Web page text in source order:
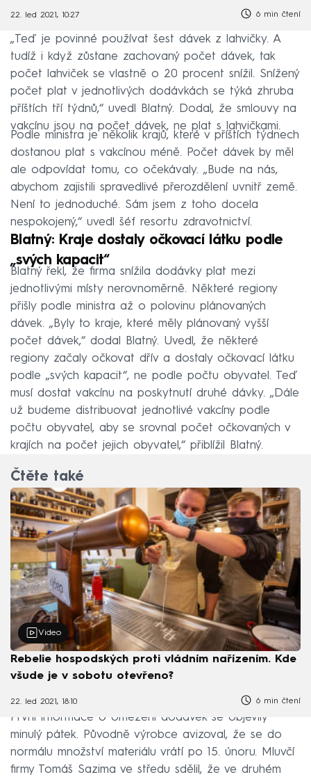
22. led 2021, 10:27 6 min čtení
„Teď je povinné používat šest dávek z lahvičky. A
tudíž i když zůstane zachovaný počet dávek, tak
počet lahviček se vlastně o 20 procent snížil. Snížený
počet plat v jednotlivých dodávkách se týká zhruba
příštích tří týdnů,“ uvedl Blatný. Dodal, že smlouvy na
vakcínu jsou na počet dávek, ne plat s lahvičkami.
Podle ministra je několik krajů, které v příštích týdnech
dostanou plat s vakcínou méně. Počet dávek by měl
ale odpovídat tomu, co očekávaly. „Bude na nás,
abychom zajistili spravedlivé přerozdělení uvnitř země.
Není to jednoduché. Sám jsem z toho docela
nespokojený,“ uvedl šéf resortu zdravotnictví.
Blatný: Kraje dostaly očkovací látku podle
„svých kapacit“
Blatný řekl, že firma snížila dodávky plat mezi
jednotlivými místy nerovnoměrně. Některé regiony
přišly podle ministra až o polovinu plánovaných
dávek. „Byly to kraje, které měly plánovaný vyšší
počet dávek,“ dodal Blatný. Uvedl, že některé
regiony začaly očkovat dřív a dostaly očkovací látku
podle „svých kapacit“, ne podle počtu obyvatel. Teď
musí dostat vakcínu na poskytnutí druhé dávky. „Dále
už budeme distribuovat jednotlivé vakcíny podle
počtu obyvatel, aby se srovnal počet očkovaných v
krajích na počet jejich obyvatel,“ přiblížil Blatný.
Čtěte také
Video
Rebelie hospodských proti vládním nařízením. Kde
všude je v sobotu otevřeno?
22. led 2021, 18:10 6 min čtení
První informace o omezení dodávek se objevily
minulý pátek. Původně výrobce avizoval, že se do
normálu množství materiálu vrátí po 15. únoru. Mluvčí
firmy Tomáš Sazima ve středu sdělil, že ve druhém